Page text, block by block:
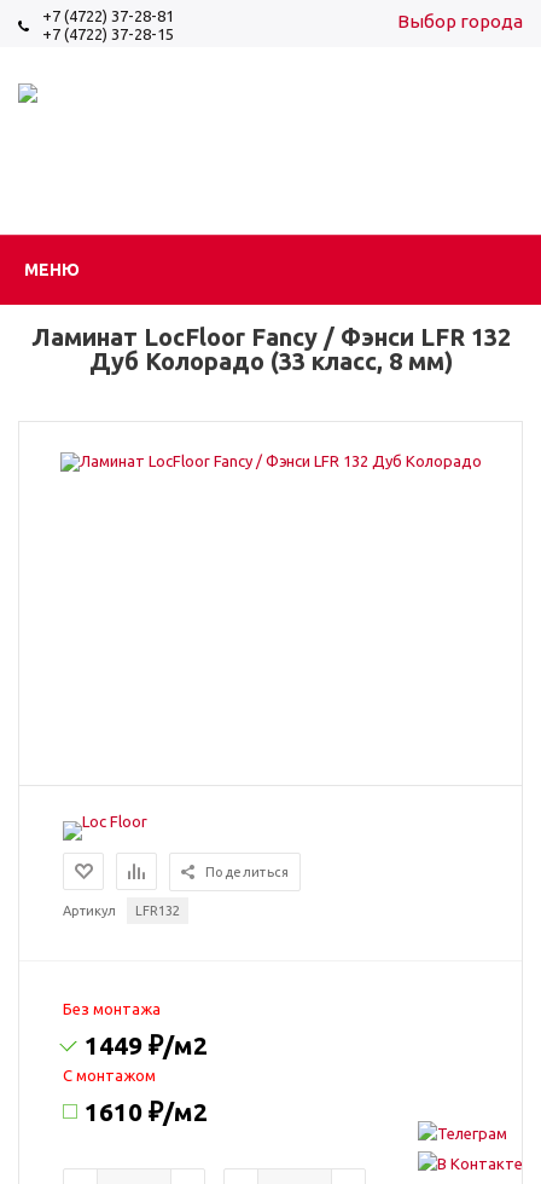
+7 (4722) 37-28-81
+7 (4722) 37-28-15
Выбор города
МЕНЮ
Ламинат LocFloor Fancy / Фэнси LFR 132
Дуб Колорадо (33 класс, 8 мм)
Поделиться
Артикул LFR132
Без монтажа
1449 ₽/м2
C монтажом
1610 ₽/м2